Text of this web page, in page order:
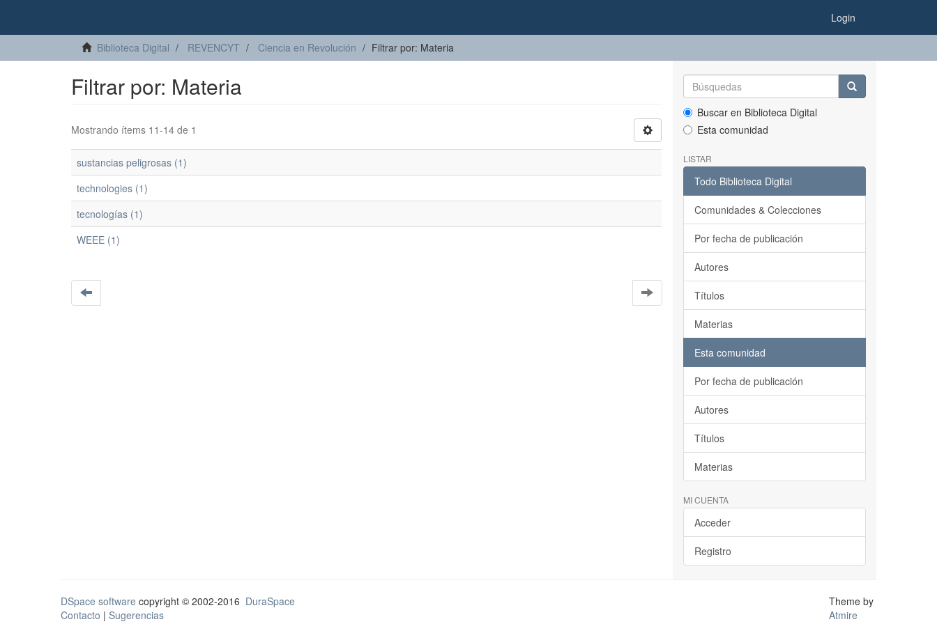
Login
Biblioteca Digital REVENCYT Ciencia en Revolución Filtrar por: Materia
Filtrar por: Materia
Mostrando ítems 11-14 de 1
sustancias peligrosas (1)
technologies (1)
tecnologías (1)
WEEE (1)
Buscar en Biblioteca Digital
Esta comunidad
LISTAR
Todo Biblioteca Digital
Comunidades & Colecciones
Por fecha de publicación
Autores
Títulos
Materias
Esta comunidad
Por fecha de publicación
Autores
Títulos
Materias
MI CUENTA
Acceder
Registro
DSpace software copyright © 2002-2016 DuraSpace
Contacto | Sugerencias
Theme by
Atmire